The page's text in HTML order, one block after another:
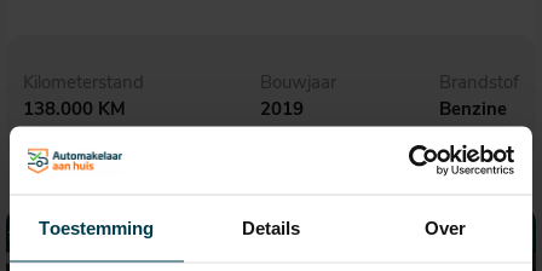
Toestemming Details Over
Kilometerstand
138.000 KM
Bouwjaar
2019
Brandstof
Benzine